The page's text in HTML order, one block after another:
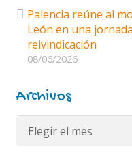
Palencia reúne al
León en una
reivindicación
08/06/2026
Archivos
Archivos